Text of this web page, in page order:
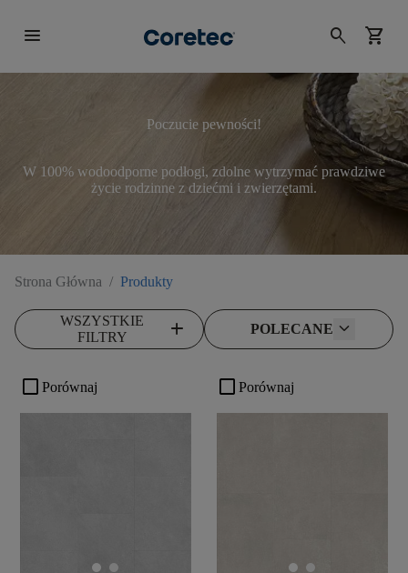
menu search shopping_cart
Poczucie pewności!
W 100% wodoodporne podłogi, zdolne wytrzymać prawdziwe
życie rodzinne z dziećmi i zwierzętami.
Strona Główna / Produkty
WSZYSTKIE
FILTRY
add POLECANE
check_box_outline_blank Porównaj check_box_outline_blank Porównaj